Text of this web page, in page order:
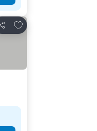
Teilen
Zu Favoriten hinzufügen